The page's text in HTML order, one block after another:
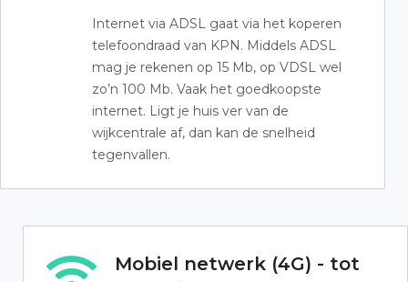
Internet via ADSL gaat via het koperen
telefoondraad van KPN. Middels ADSL
mag je rekenen op 15 Mb, op VDSL wel
zo’n 100 Mb. Vaak het goedkoopste
internet. Ligt je huis ver van de
wijkcentrale af, dan kan de snelheid
tegenvallen.
Mobiel netwerk (4G) - tot